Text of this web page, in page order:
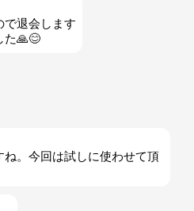
で退会します
た🙏😊
。今回は試しに使わせて頂